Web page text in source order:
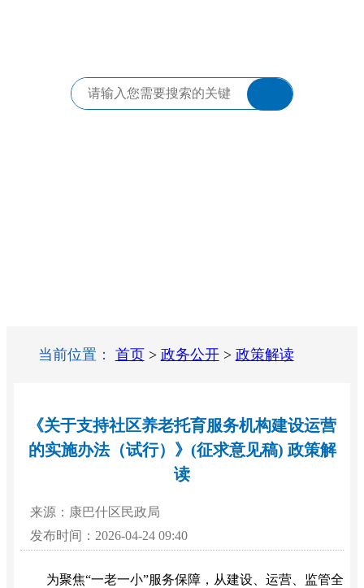
当前位置： 首页 > 政务公开> 政策解读
《关于支持社区养老托育服务机构建设运营
的实施办法（试行）》(征求意见稿) 政策解
读
来源：康巴什区民政局
发布时间：2026-04-24 09:40
为聚焦“一老一小”服务保障，从建设、运营、监管全